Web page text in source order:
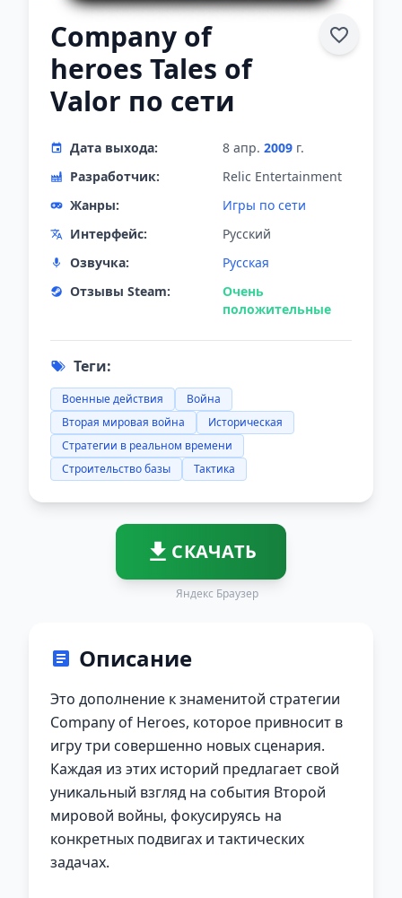
Company of
heroes Tales of
Valor по сети
Дата выхода: 8 апр. 2009 г.
Разработчик:
Relic Entertainment
Жанры:
Игры по сети
Интерфейс:
Русский
Озвучка:
Русская
Отзывы Steam:
Очень
положительные
Теги:
Военные действия
Война
Вторая мировая война
Историческая
Стратегии в реальном времени
Строительство базы
Тактика
СКАЧАТЬ
Яндекс Браузер
Описание
Это дополнение к знаменитой стратегии
Company of Heroes, которое привносит в
игру три совершенно новых сценария.
Каждая из этих историй предлагает свой
уникальный взгляд на события Второй
мировой войны, фокусируясь на
конкретных подвигах и тактических
задачах.